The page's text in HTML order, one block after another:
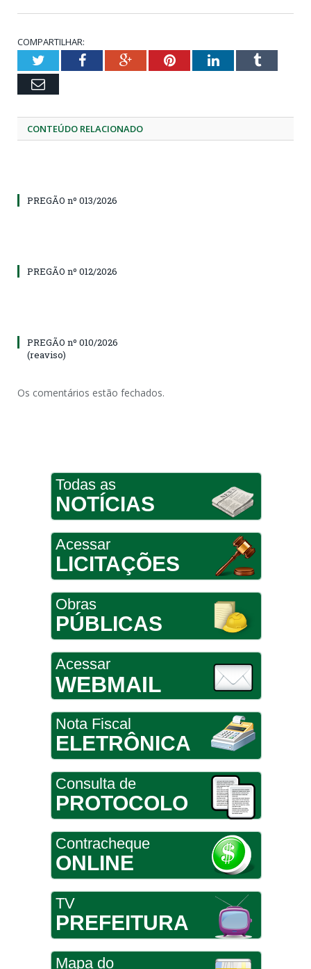
COMPARTILHAR:
TwitterFacebookGoogle+PinterestLinkedInTumblr
Email
CONTEÚDO RELACIONADO
PREGÃO nº 013/2026
PREGÃO nº 012/2026
PREGÃO nº 010/2026
(reaviso)
Os comentários estão fechados.
Todas as
NOTÍCIAS
Acessar
LICITAÇÕES
Obras
PÚBLICAS
Acessar
WEBMAIL
Nota Fiscal
ELETRÔNICA
Consulta de
PROTOCOLO
Contracheque
ONLINE
TV
PREFEITURA
Mapa do